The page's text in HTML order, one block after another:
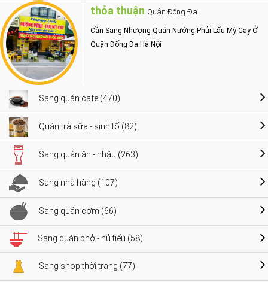
thỏa thuận Quận Đống Đa
Cần Sang Nhượng Quán Nướng Phủi Lẩu Mỳ Cay Ở
Quận Đống Đa Hà Nội
Sang quán cafe (470)
Quán trà sữa - sinh tố (82)
Sang quán ăn - nhậu (263)
Sang nhà hàng (107)
Sang quán cơm (66)
Sang quán phở - hủ tiếu (58)
Sang shop thời trang (77)